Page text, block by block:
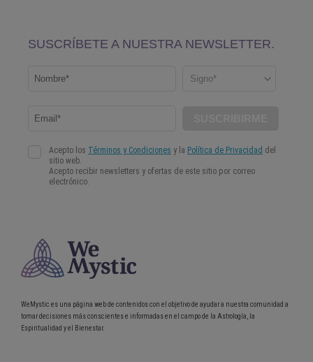
WeMystic es una página web de contenidos con el objetivo de ayudar a nuestra comunidad a
tomar decisiones más conscientes e informadas en el campo de la Astrología, la
Espiritualidad y el Bienestar.